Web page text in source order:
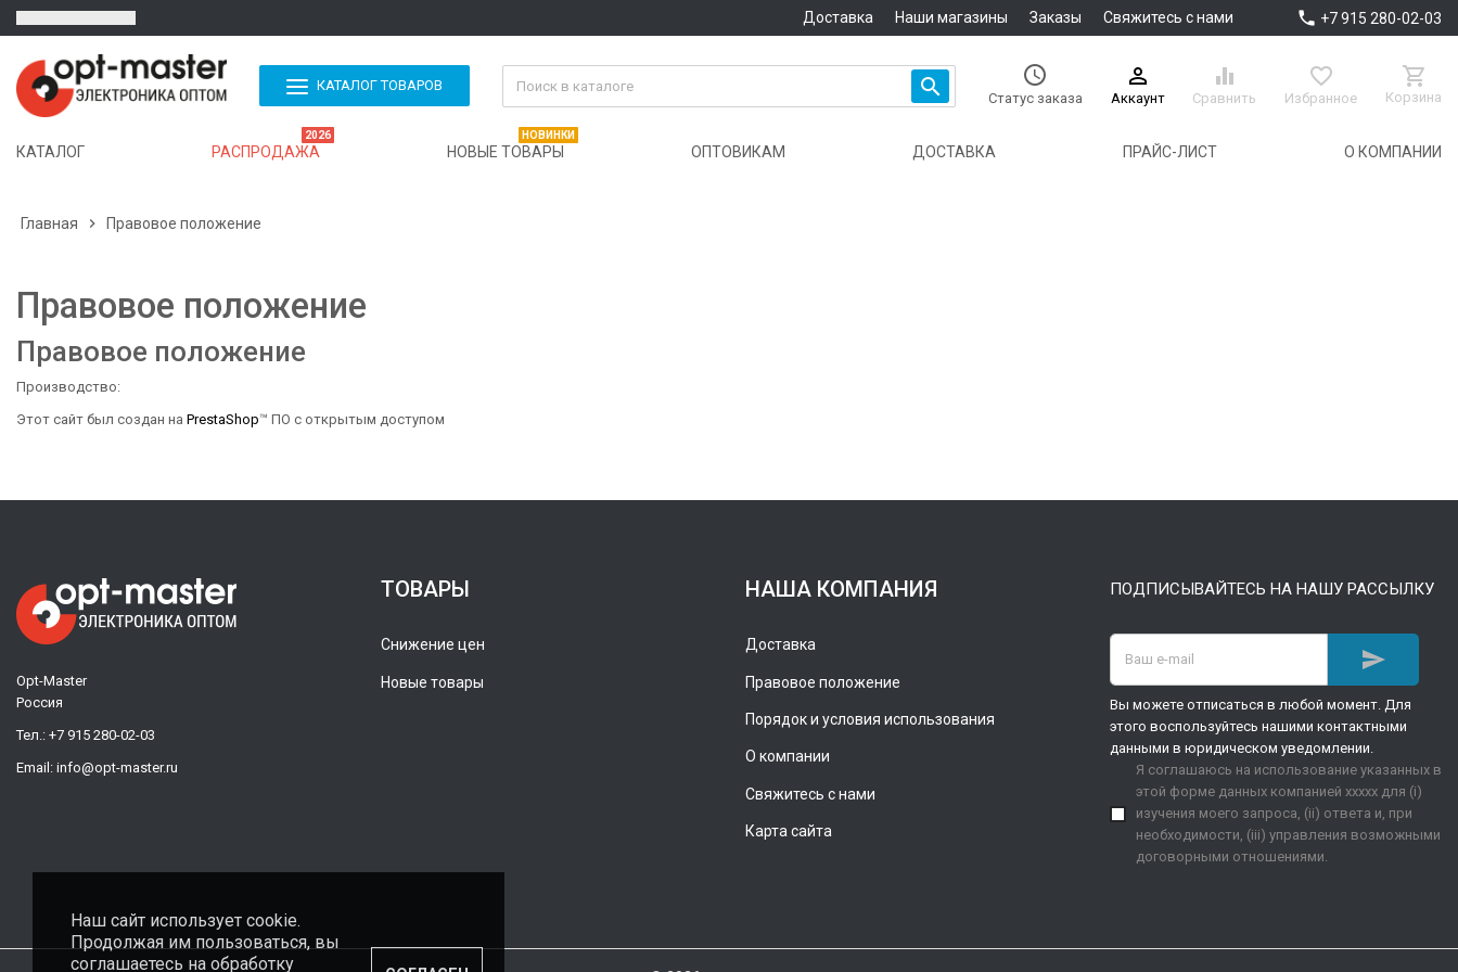
Доставка Наши магазины Заказы Свяжитесь с нами  +7 915 280-02-03
КАТАЛОГ ТОВАРОВ  
Статус заказа

Аккаунт

Сравнить

Избранное

Корзина
КАТАЛОГ РАСПРОДАЖА
2026
НОВЫЕ ТОВАРЫ
НОВИНКИ
ОПТОВИКАМ ДОСТАВКА ПРАЙС-ЛИСТ О КОМПАНИИ
Главная  Правовое положение
Правовое положение
Правовое положение
Производство:
Этот сайт был создан на PrestaShop™ ПО с открытым доступом
Opt-Master
Россия
Тел.: +7 915 280-02-03
Email: info@opt-master.ru
ТОВАРЫ
Снижение цен
Новые товары
НАША КОМПАНИЯ
Доставка
Правовое положение
Порядок и условия использования
О компании
Свяжитесь с нами
Карта сайта
ПОДПИСЫВАЙТЕСЬ НА НАШУ РАССЫЛКУ

Вы можете отписаться в любой момент. Для
этого воспользуйтесь нашими контактными
данными в юридическом уведомлении.
Я соглашаюсь на использование указанных в
этой форме данных компанией xxxxx для (i)
изучения моего запроса, (ii) ответа и, при
необходимости, (iii) управления возможными
договорными отношениями.
Наш сайт использует cookie.
Продолжая им пользоваться, вы
соглашаетесь на обработку